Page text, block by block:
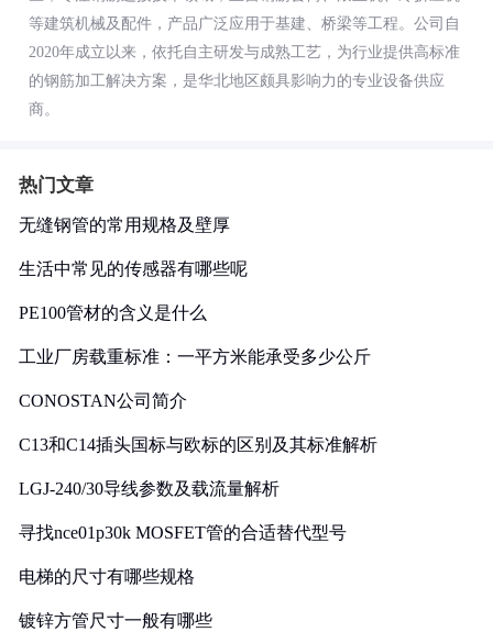
等建筑机械及配件，产品广泛应用于基建、桥梁等工程。公司自
2020年成立以来，依托自主研发与成熟工艺，为行业提供高标准
的钢筋加工解决方案，是华北地区颇具影响力的专业设备供应
商。
热门文章
无缝钢管的常用规格及壁厚
生活中常见的传感器有哪些呢
PE100管材的含义是什么
工业厂房载重标准：一平方米能承受多少公斤
CONOSTAN公司简介
C13和C14插头国标与欧标的区别及其标准解析
LGJ-240/30导线参数及载流量解析
寻找nce01p30k MOSFET管的合适替代型号
电梯的尺寸有哪些规格
镀锌方管尺寸一般有哪些